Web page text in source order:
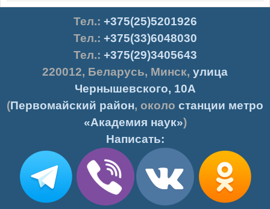
Тел.: +375(25)5201926
Тел.: +375(33)6048030
Тел.: +375(29)3405643
220012, Беларусь, Минск, улица
Чернышевского, 10А
(Первомайский район, около станции метро
«Академия наук»)
Написать: